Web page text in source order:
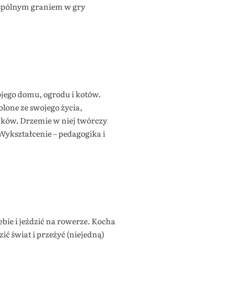
graniem w gry
domu, ogrodu i kotów.
ze swojego życia,
Drzemie w niej twórczy
– pedagogika i
i jeździć na rowerze. Kocha
świat i przeżyć (niejedną)